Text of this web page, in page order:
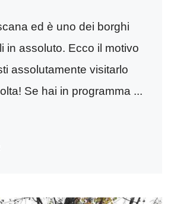
ed è uno dei borghi
in assoluto. Ecco il motivo
assolutamente visitarlo
Se hai in programma ...